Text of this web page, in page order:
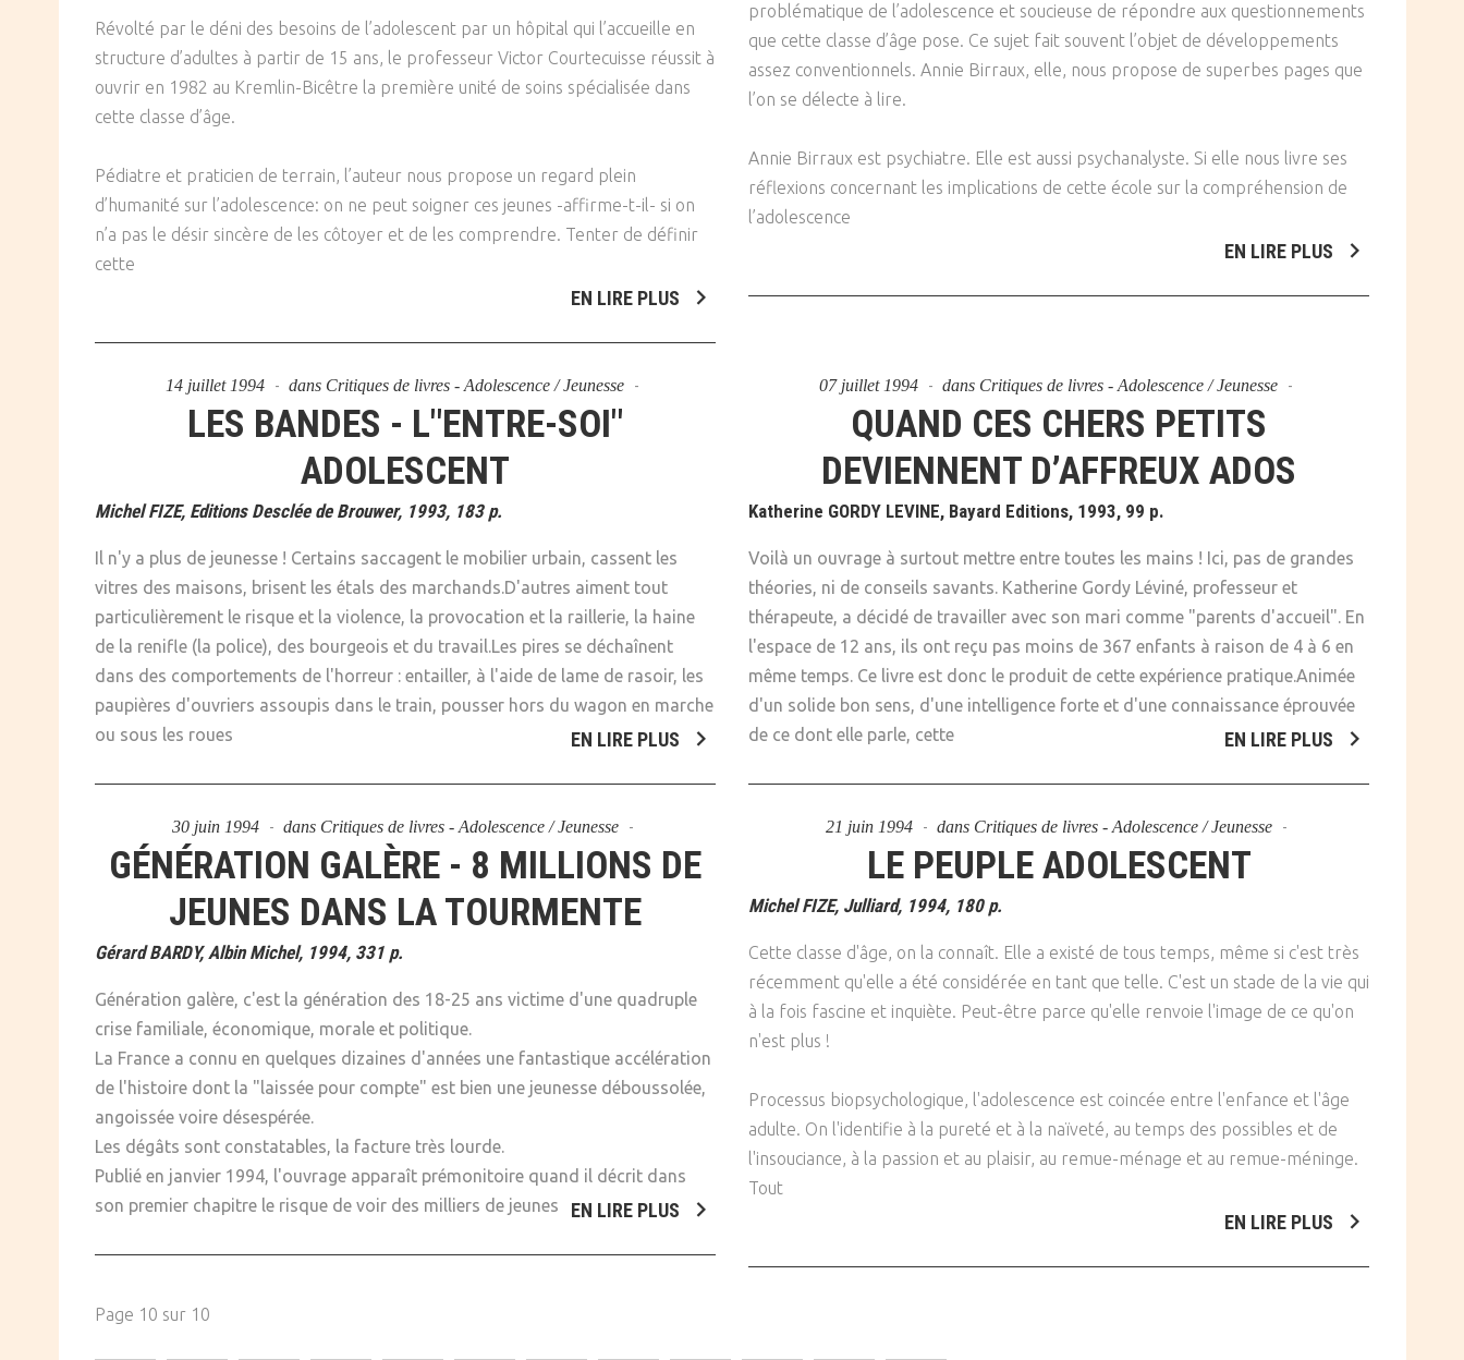
Révolté par le déni des besoins de l’adolescent par un hôpital qui l’accueille en
structure d’adultes à partir de 15 ans, le professeur Victor Courtecuisse réussit à
ouvrir en 1982 au Kremlin-Bicêtre la première unité de soins spécialisée dans
cette classe d’âge.
Pédiatre et praticien de terrain, l’auteur nous propose un regard plein
d’humanité sur l’adolescence: on ne peut soigner ces jeunes -affirme-t-il- si on
n’a pas le désir sincère de les côtoyer et de les comprendre. Tenter de définir
cette
EN LIRE PLUS
problématique de l’adolescence et soucieuse de répondre aux questionnements
que cette classe d’âge pose. Ce sujet fait souvent l’objet de développements
assez conventionnels. Annie Birraux, elle, nous propose de superbes pages que
l’on se délecte à lire.
Annie Birraux est psychiatre. Elle est aussi psychanalyste. Si elle nous livre ses
réflexions concernant les implications de cette école sur la compréhension de
l’adolescence
EN LIRE PLUS
14 juillet 1994 dans Critiques de livres - Adolescence / Jeunesse
LES BANDES - L"ENTRE-SOI"
ADOLESCENT
Michel FIZE, Editions Desclée de Brouwer, 1993, 183 p.
Il n'y a plus de jeunesse ! Certains saccagent le mobilier urbain, cassent les
vitres des maisons, brisent les étals des marchands.D'autres aiment tout
particulièrement le risque et la violence, la provocation et la raillerie, la haine
de la renifle (la police), des bourgeois et du travail.Les pires se déchaînent
dans des comportements de l'horreur : entailler, à l'aide de lame de rasoir, les
paupières d'ouvriers assoupis dans le train, pousser hors du wagon en marche
ou sous les roues
EN LIRE PLUS
07 juillet 1994 dans Critiques de livres - Adolescence / Jeunesse
QUAND CES CHERS PETITS
DEVIENNENT D’AFFREUX ADOS
Katherine GORDY LEVINE, Bayard Editions, 1993, 99 p.
Voilà un ouvrage à surtout mettre entre toutes les mains ! Ici, pas de grandes
théories, ni de conseils savants. Katherine Gordy Léviné, professeur et
thérapeute, a décidé de travailler avec son mari comme "parents d'accueil". En
l'espace de 12 ans, ils ont reçu pas moins de 367 enfants à raison de 4 à 6 en
même temps. Ce livre est donc le produit de cette expérience pratique.Animée
d'un solide bon sens, d'une intelligence forte et d'une connaissance éprouvée
de ce dont elle parle, cette
EN LIRE PLUS
30 juin 1994 dans Critiques de livres - Adolescence / Jeunesse
GÉNÉRATION GALÈRE - 8 MILLIONS DE
JEUNES DANS LA TOURMENTE
Gérard BARDY, Albin Michel, 1994, 331 p.
Génération galère, c'est la génération des 18-25 ans victime d'une quadruple
crise familiale, économique, morale et politique.
La France a connu en quelques dizaines d'années une fantastique accélération
de l'histoire dont la "laissée pour compte" est bien une jeunesse déboussolée,
angoissée voire désespérée.
Les dégâts sont constatables, la facture très lourde.
Publié en janvier 1994, l'ouvrage apparaît prémonitoire quand il décrit dans
son premier chapitre le risque de voir des milliers de jeunes
EN LIRE PLUS
21 juin 1994 dans Critiques de livres - Adolescence / Jeunesse
LE PEUPLE ADOLESCENT
Michel FIZE, Julliard, 1994, 180 p.
Cette classe d'âge, on la connaît. Elle a existé de tous temps, même si c'est très
récemment qu'elle a été considérée en tant que telle. C'est un stade de la vie qui
à la fois fascine et inquiète. Peut-être parce qu'elle renvoie l'image de ce qu'on
n'est plus !
Processus biopsychologique, l'adolescence est coincée entre l'enfance et l'âge
adulte. On l'identifie à la pureté et à la naïveté, au temps des possibles et de
l'insouciance, à la passion et au plaisir, au remue-ménage et au remue-méninge.
Tout
EN LIRE PLUS
Page 10 sur 10